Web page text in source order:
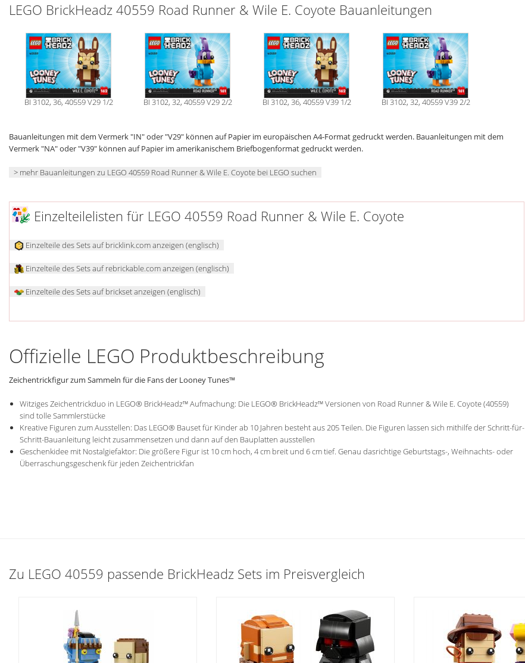
LEGO BrickHeadz 40559 Road Runner & Wile E. Coyote Bauanleitungen
BI 3102, 36, 40559 V29 1/2 BI 3102, 32, 40559 V29 2/2 BI 3102, 36, 40559 V39 1/2 BI 3102, 32, 40559 V39 2/2
Bauanleitungen mit dem Vermerk "IN" oder "V29" können auf Papier im europäischen A4-Format gedruckt werden. Bauanleitungen mit dem
Vermerk "NA" oder "V39" können auf Papier im amerikanischem Briefbogenformat gedruckt werden.
> mehr Bauanleitungen zu LEGO 40559 Road Runner & Wile E. Coyote bei LEGO suchen
Einzelteilelisten für LEGO 40559 Road Runner & Wile E. Coyote
Einzelteile des Sets auf bricklink.com anzeigen (englisch)
Einzelteile des Sets auf rebrickable.com anzeigen (englisch)
Einzelteile des Sets auf brickset anzeigen (englisch)
Offizielle LEGO Produktbeschreibung
Zeichentrickfigur zum Sammeln für die Fans der Looney Tunes™
Witziges Zeichentrickduo in LEGO® BrickHeadz™ Aufmachung: Die LEGO® BrickHeadz™ Versionen von Road Runner & Wile E. Coyote (40559)
sind tolle Sammlerstücke
Kreative Figuren zum Ausstellen: Das LEGO® Bauset für Kinder ab 10 Jahren besteht aus 205 Teilen. Die Figuren lassen sich mithilfe der Schritt-für-
Schritt-Bauanleitung leicht zusammensetzen und dann auf den Bauplatten ausstellen
Geschenkidee mit Nostalgiefaktor: Die größere Figur ist 10 cm hoch, 4 cm breit und 6 cm tief. Genau dasrichtige Geburtstags-, Weihnachts- oder
Überraschungsgeschenk für jeden Zeichentrickfan
Zu LEGO 40559 passende BrickHeadz Sets im Preisvergleich